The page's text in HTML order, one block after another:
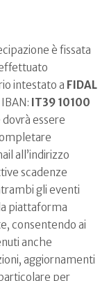
è fissata
intestato a FIDAL
IT39 10100
dovrà essere
all’indirizzo
scadenze
gli eventi
piattaforma
consentendo ai
anche
aggiornamenti
per